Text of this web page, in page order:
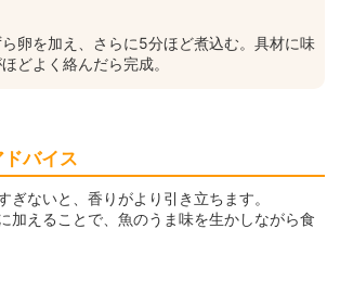
卵を加え、さらに5分ほど煮込む。具材に味
どよく絡んだら完成。
バイス
ぎないと、香りがより引き立ちます。
加えることで、魚のうま味を生かしながら食